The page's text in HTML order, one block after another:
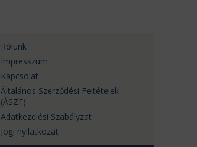
Rólunk
Impresszum
Kapcsolat
Általános Szerződési Feltételek
(ÁSZF)
Adatkezelési Szabályzat
Jogi nyilatkozat